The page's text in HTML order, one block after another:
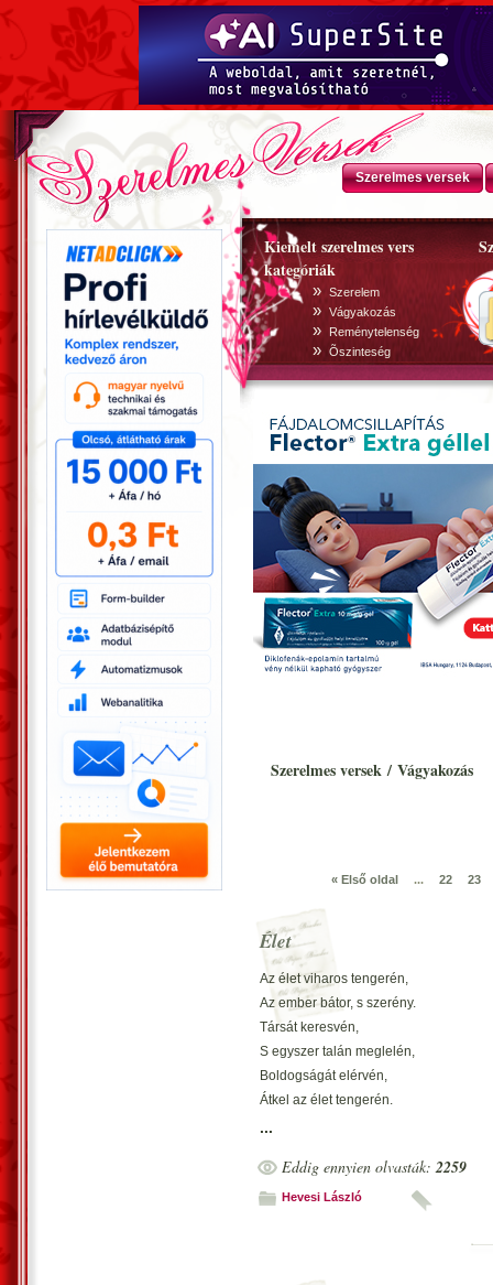
Szerelmes versek
Kiemelt szerelmes vers
kategóriák
» Szerelem
» Vágyakozás
» Reménytelenség
» Õszinteség
Szerelmes versek / Vágyakozás
« Első oldal ... 22 23
Élet
Az élet viharos tengerén,
Az ember bátor, s szerény.
Társát keresvén,
S egyszer talán meglelén,
Boldogságát elérvén,
Átkel az élet tengerén.
Harcolj az élet peremén.
Maradj bátor és szerény,
...
Eddig ennyien olvasták:2259
Hevesi László